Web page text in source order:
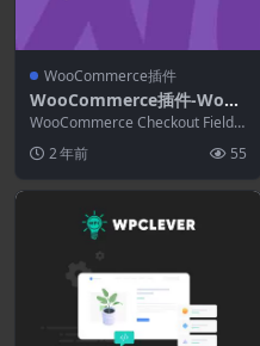
WooCommerce插件
WooCommerce插件-WooC
ommerce Checkout Field
Editor 1.7.20
WooCommerce Checkout Field E
2 年前 55